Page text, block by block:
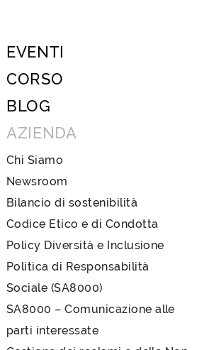
EVENTI
CORSO
BLOG
AZIENDA
Chi Siamo
Newsroom
Bilancio di sostenibilità
Codice Etico e di Condotta
Policy Diversità e Inclusione
Politica di Responsabilità
Sociale (SA8000)
SA8000 – Comunicazione alle
parti interessate